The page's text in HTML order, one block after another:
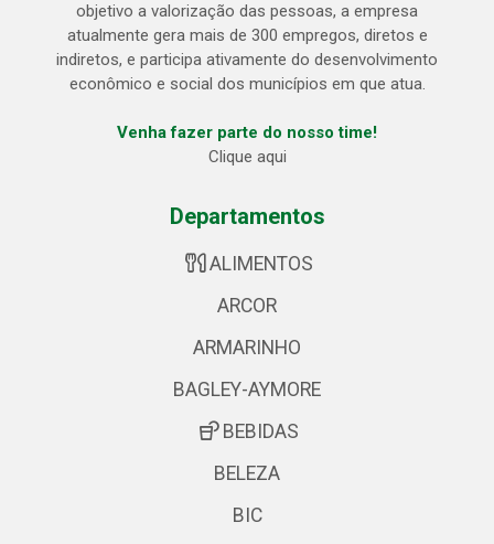
objetivo a valorização das pessoas, a empresa
atualmente gera mais de 300 empregos, diretos e
indiretos, e participa ativamente do desenvolvimento
econômico e social dos municípios em que atua.
Venha fazer parte do nosso time!
Clique aqui
Departamentos
ALIMENTOS
ARCOR
ARMARINHO
BAGLEY-AYMORE
BEBIDAS
BELEZA
BIC